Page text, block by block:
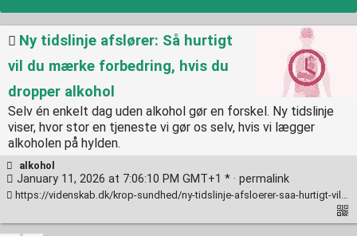
Ny tidslinje afslører: Så hurtigt
vil du mærke forbedring, hvis du
dropper alkohol
Selv én enkelt dag uden alkohol gør en forskel. Ny tidslinje
viser, hvor stor en tjeneste vi gør os selv, hvis vi lægger
alkoholen på hylden.
alkohol
January 11, 2026 at 7:06:10 PM GMT+1 * · permalink
https://videnskab.dk/krop-sundhed/ny-tidslinje-afsloerer-saa-hurtigt-vil-du-maerke-forbedring-hvis-du-dropper-alkohol/